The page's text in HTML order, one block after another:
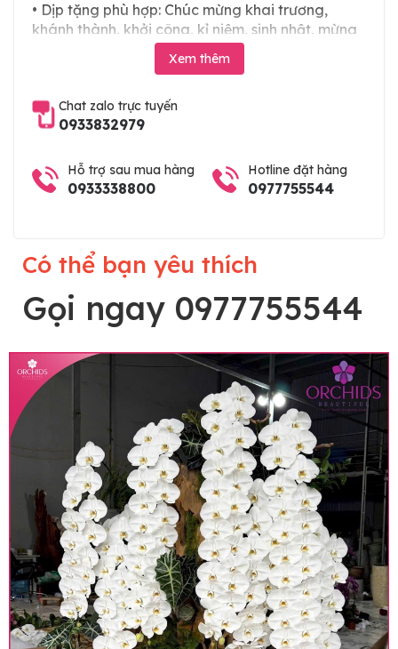
• Dịp tặng phù hợp: Chúc mừng khai trương,
khánh thành, khởi công, kỉ niệm, sinh nhật, mừng
thọ, mừng cưới, tân gia và các ngày lễ tết trong
Lưu ý trước khi đặt hàng
• Về cây hoa: Một chậu hoa lan hồ điệp đẹp và
hoàn chỉnh sẽ được phối ghép từ nhiều cây hoa
và tạo dáng hoàn toàn thủ công nên có thể sẽ
khác nhau đôi chút giữa sản phẩm thực tế và
Xem thêm
Chat zalo trực tuyến
0933832979
Hỗ trợ sau mua hàng
0933338800
Hotline đặt hàng
0977755544
Có thể bạn yêu thích
Gọi ngay 0977755544